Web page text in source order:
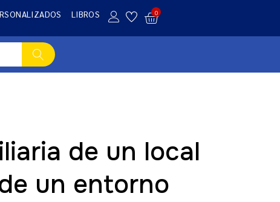
LIBROS 0
de un local
un entorno